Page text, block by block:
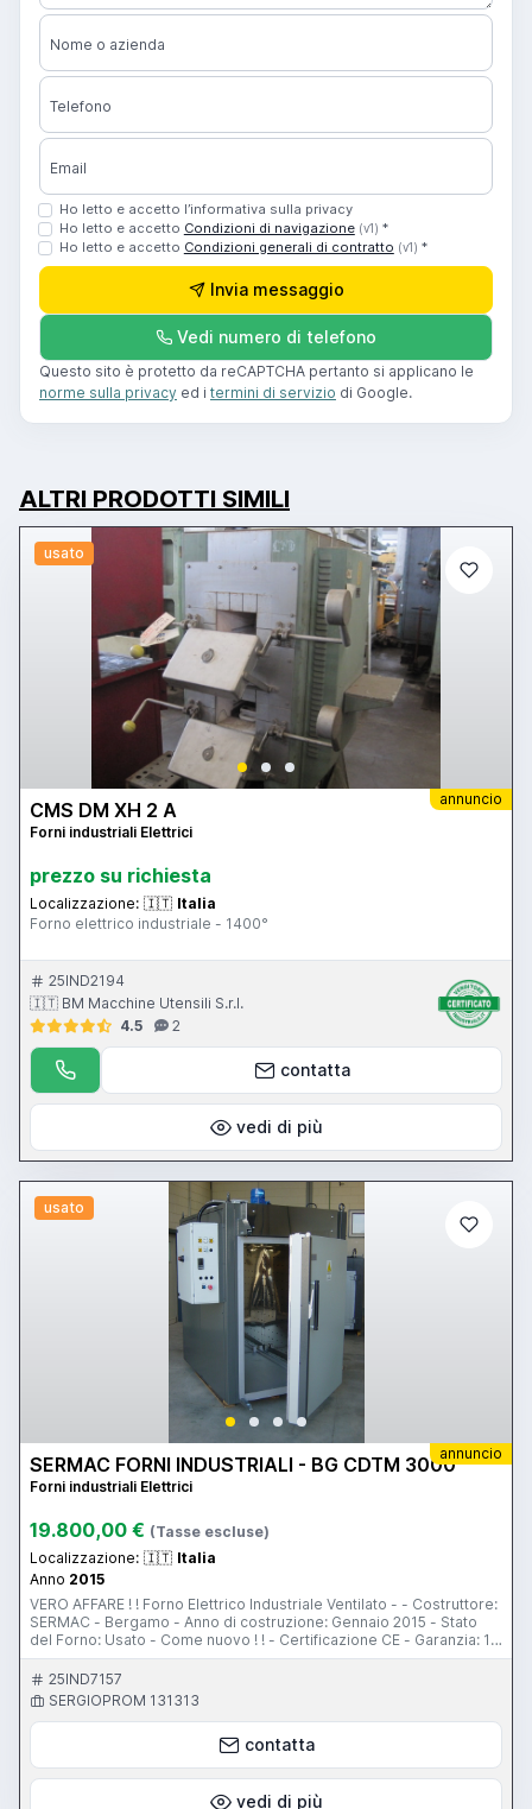
Nome o azienda
Telefono
Email
Ho letto e accetto l’informativa sulla privacy
Ho letto e accetto Condizioni di navigazione (v1) *
Ho letto e accetto Condizioni generali di contratto (v1) *
Invia messaggio
Vedi numero di telefono
Questo sito è protetto da reCAPTCHA pertanto si applicano le
norme sulla privacy ed i termini di servizio di Google.
ALTRI PRODOTTI SIMILI
usato
annuncio
CMS DM XH 2 A
Forni industriali Elettrici
prezzo su richiesta
Localizzazione: 🇮🇹 Italia
Forno elettrico industriale - 1400°
25IND2194
🇮🇹 BM Macchine Utensili S.r.l.
4.5
2
contatta
vedi di più
usato
annuncio
SERMAC FORNI INDUSTRIALI - BG CDTM 3000
Forni industriali Elettrici
19.800,00 € (Tasse escluse)
Localizzazione: 🇮🇹 Italia
Anno 2015
VERO AFFARE ! ! Forno Elettrico Industriale Ventilato - - Costruttore:
SERMAC - Bergamo - Anno di costruzione: Gennaio 2015 - Stato
del Forno: Usato - Come nuovo ! ! - Certificazione CE - Garanzia: 1
anno - Temperature lavoro: da 60°C a 250°C - Volume camera:
oltre 3000 litri - Dimensioni Camera mm.1000 x 1800 x H 1800
(larghezza x profondità x altezza) - Carico a pavimento - Materiale
camera: Tutto in acciaio inox - Alimentazione: 400V; 50 Hz -
Potenza installata: Kw: 26,0 - Consegna: 10 gg. data ordine - salvo
venduto - Prezzo: € 19.800,00 + IVA (nuovo € 26.400.00) Per info
chiamare SERMAC Bergamo - Tel. 035687267 - Chiedere Sig.
Sergio Prometti NELLE FOTO UN FORNO SIMILE A QUANTO
PROPOSTO NEL PRESENTE ANNUNCIO
25IND7157
SERGIOPROM 131313
contatta
vedi di più